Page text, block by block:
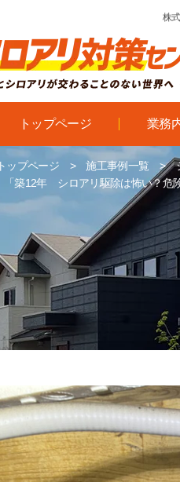
株
トップページ 業務
トップページ > 施工事例一覧 >
「築12年 シロアリ駆除は怖い？